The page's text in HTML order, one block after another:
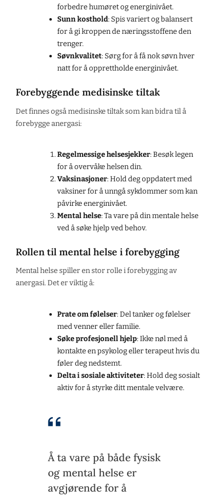
forbedre humøret og energinivået.
Sunn kosthold: Spis variert og balansert
for å gi kroppen de næringsstoffene den
trenger.
Søvnkvalitet: Sørg for å få nok søvn hver
natt for å opprettholde energinivået.
Forebyggende medisinske tiltak
Det finnes også medisinske tiltak som kan bidra til å
forebygge anergasi:
Regelmessige helsesjekker: Besøk legen
for å overvåke helsen din.
Vaksinasjoner: Hold deg oppdatert med
vaksiner for å unngå sykdommer som kan
påvirke energinivået.
Mental helse: Ta vare på din mentale helse
ved å søke hjelp ved behov.
Rollen til mental helse i forebygging
Mental helse spiller en stor rolle i forebygging av
anergasi. Det er viktig å:
Prate om følelser: Del tanker og følelser
med venner eller familie.
Søke profesjonell hjelp: Ikke nøl med å
kontakte en psykolog eller terapeut hvis du
føler deg nedstemt.
Delta i sosiale aktiviteter: Hold deg sosialt
aktiv for å styrke ditt mentale velvære.
Å ta vare på både fysisk
og mental helse er
avgjørende for å